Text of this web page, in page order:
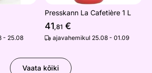
- 25.08
Presskann La Cafetière 1 L
41,81 €
ajavahemikul 25.08 - 01.09
Vaata kõiki